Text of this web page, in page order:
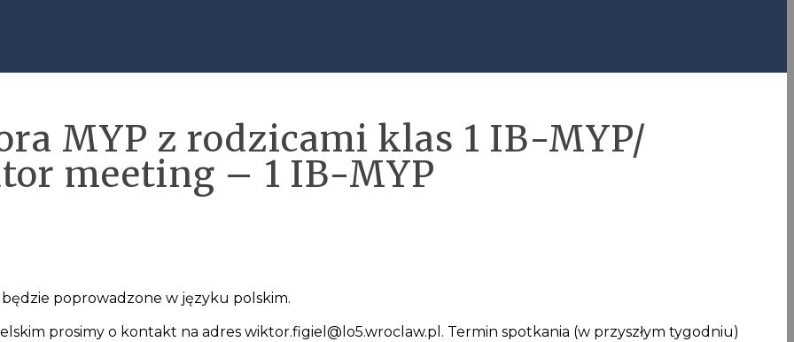
MYP z rodzicami klas 1 IB-MYP/
meeting – 1 IB-MYP
poprowadzone w języku polskim.
prosimy o kontakt na adres wiktor.figiel@lo5.wroclaw.pl. Termin spotkania (w przyszłym tygodniu)